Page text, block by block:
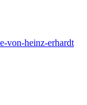
von-heinz-erhardt